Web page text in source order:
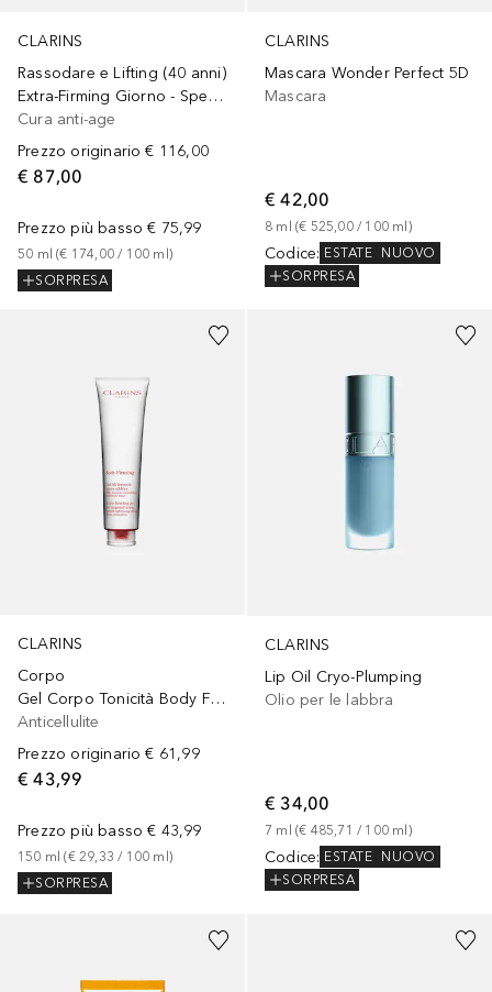
CLARINS
Rassodare e Lifting (40 anni)
Extra-Firming Giorno - Speciale pelle secca
Cura anti-age
Prezzo originario € 116,00
€ 87,00
Prezzo più basso € 75,99
50 ml (€ 174,00 / 100 ml)
SORPRESA
CLARINS
Mascara Wonder Perfect 5D
Mascara
€ 42,00
8 ml (€ 525,00 / 100 ml)
Codice: ESTATE
NUOVO
SORPRESA
CLARINS
Corpo
Gel Corpo Tonicità Body Firming Speciale Zone Specifiche
Anticellulite
Prezzo originario € 61,99
€ 43,99
Prezzo più basso € 43,99
150 ml (€ 29,33 / 100 ml )
SORPRESA
CLARINS
Lip Oil Cryo-Plumping
Olio per le labbra
€ 34,00
7 ml (€ 485,71 / 100 ml)
Codice: ESTATE
NUOVO
SORPRESA